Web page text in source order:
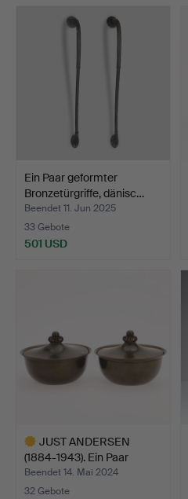
Ein Paar geformter
Bronzetürgriffe, dänisc…
Beendet 11. Jun 2025
33 Gebote
501 USD
JUST ANDERSEN
(1884-1943). Ein Paar
Deckel…
Beendet 14. Mai 2024
32 Gebote